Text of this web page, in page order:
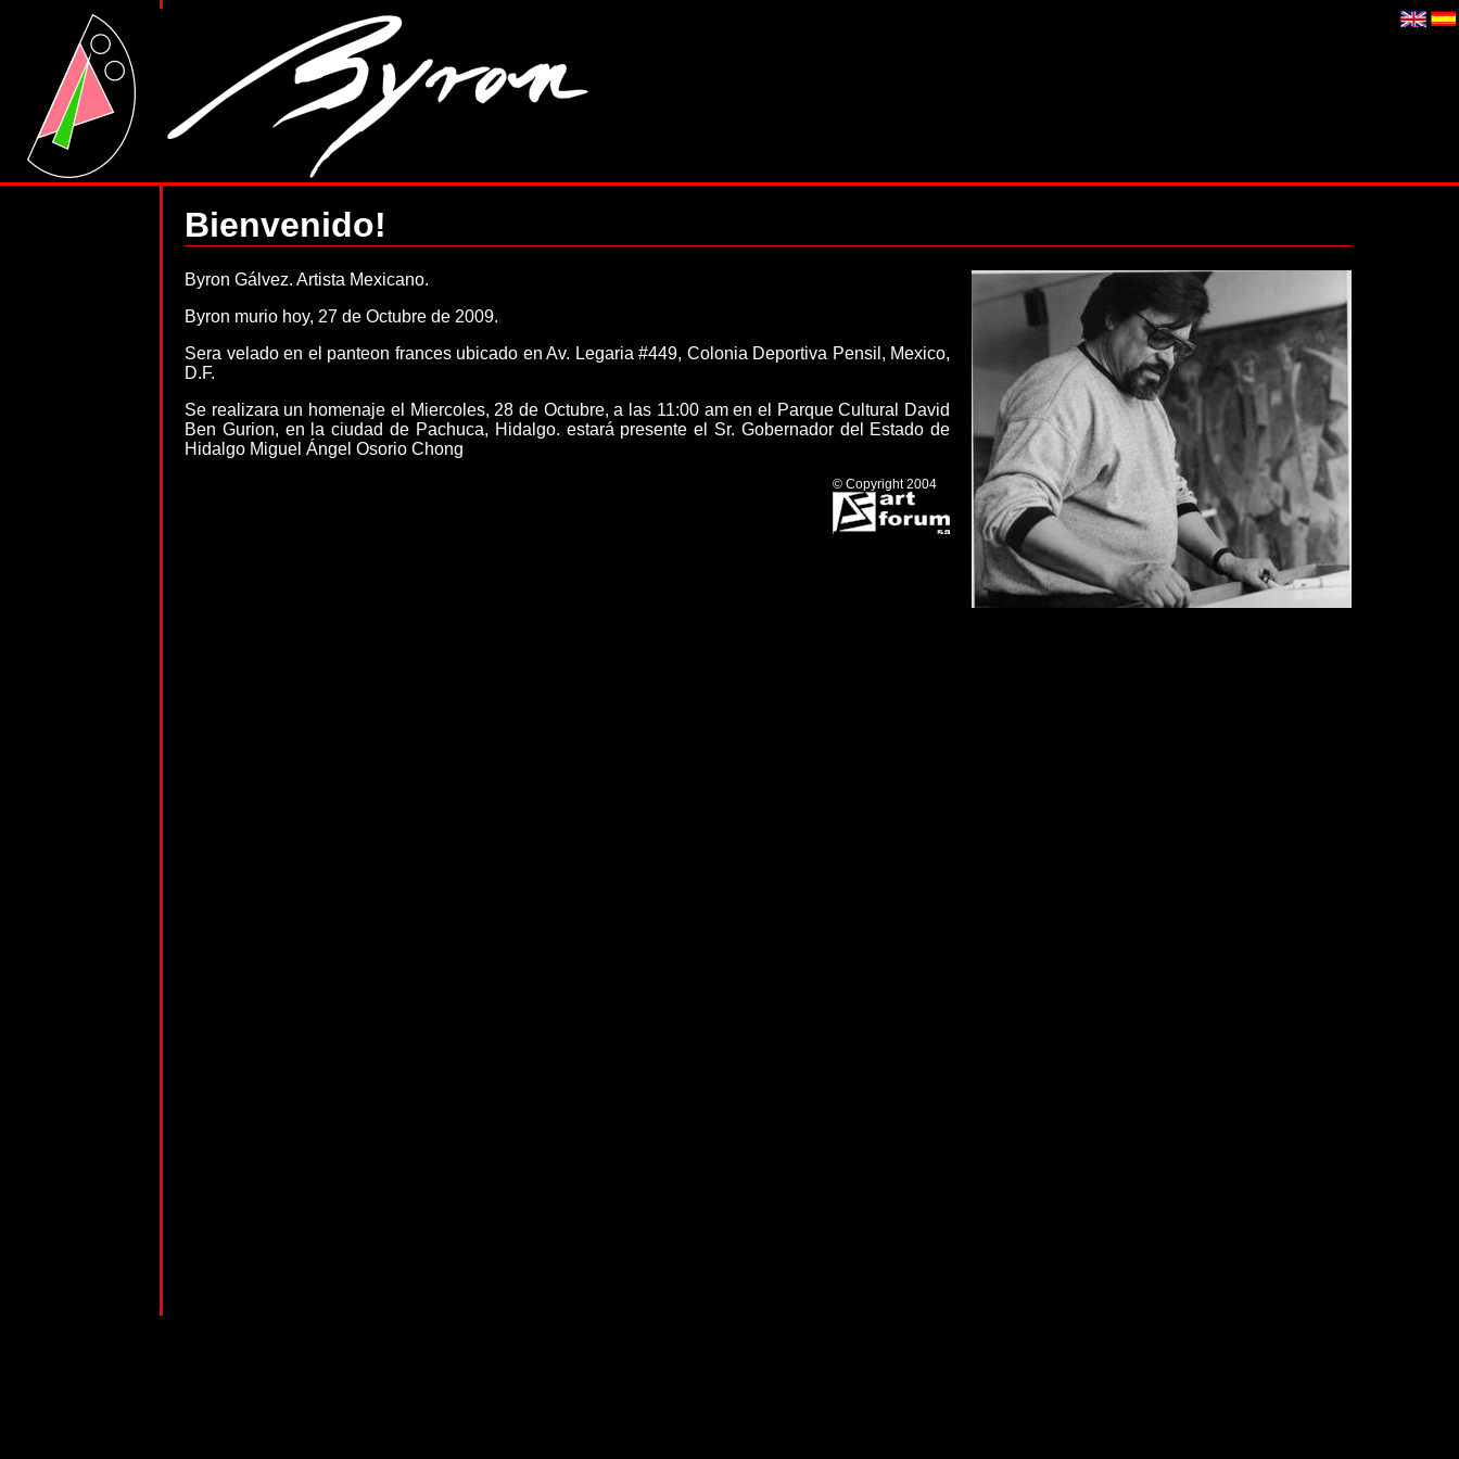
Bienvenido!
Byron Gálvez. Artista Mexicano.
Byron murio hoy, 27 de Octubre de 2009.
Sera velado en el panteon frances ubicado en Av. Legaria #449, Colonia Deportiva Pensil, Mexico,
D.F.
Se realizara un homenaje el Miercoles, 28 de Octubre, a las 11:00 am en el Parque Cultural David
Ben Gurion, en la ciudad de Pachuca, Hidalgo. estará presente el Sr. Gobernador del Estado de
Hidalgo Miguel Ángel Osorio Chong
© Copyright 2004